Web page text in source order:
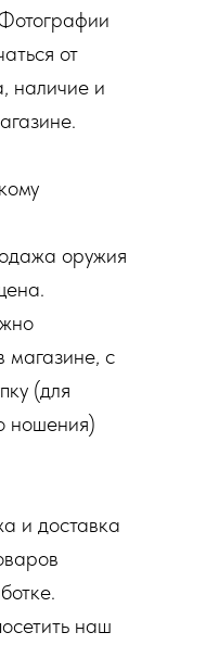
от
наличие и
оружия
магазине, с
(для
ношения)
и доставка
наш